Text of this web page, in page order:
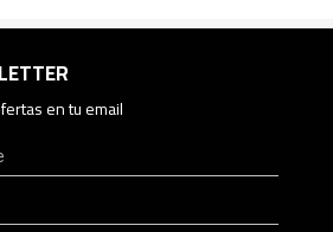
en tu email